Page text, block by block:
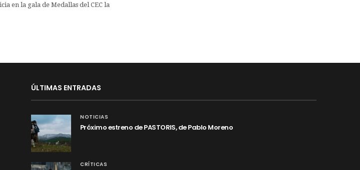
en la gala de Medallas del CEC la
ÚLTIMAS ENTRADAS
NOTICIAS
Próximo estreno de PASTORIS, de Pablo Moreno
CRÍTICAS